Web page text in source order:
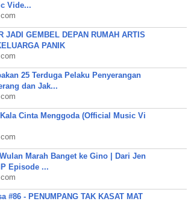
Vide...
JADI GEMBEL DEPAN RUMAH ARTIS
PANIK
25 Terduga Pelaku Penyerangan
dan Jak...
Kala Cinta Menggoda (Official Music Vi
Marah Banget ke Gino | Dari Jen
Episode ...
#86 - PENUMPANG TAK KASAT MAT